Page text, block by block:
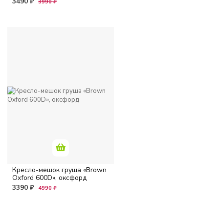
3990 ₽
Кресло-мешок груша «Brown
Oxford 600D», оксфорд
3390 ₽ 4990 ₽